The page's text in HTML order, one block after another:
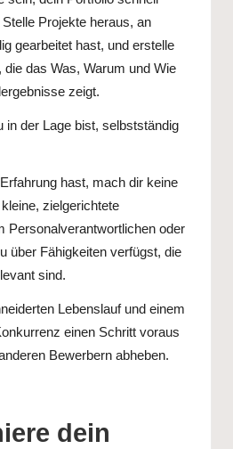
Projekte heraus, an
gearbeitet hast, und erstelle
die das Was, Warum und Wie
zeigt.
in der Lage bist, selbstständig
hast, mach dir keine
zielgerichtete
Personalverantwortlichen oder
über Fähigkeiten verfügst, die
sind.
Lebenslauf und einem
einen Schritt voraus
Bewerbern abheben.
dein